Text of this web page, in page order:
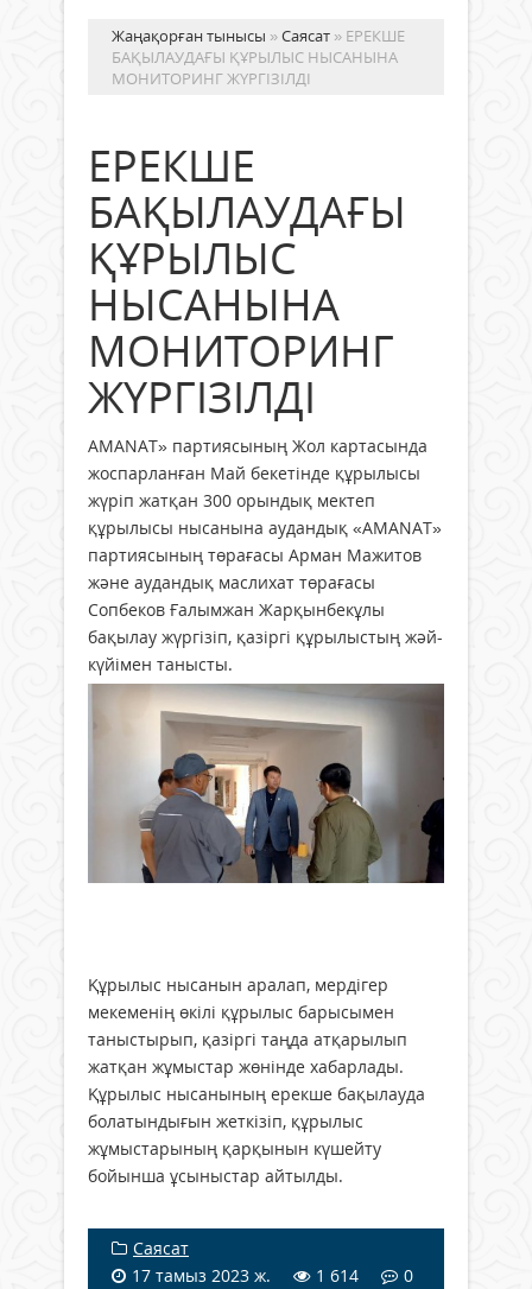
Жаңақорған тынысы »Саясат » ЕРЕКШЕ
БАҚЫЛАУДАҒЫ ҚҰРЫЛЫС НЫСАНЫНА
МОНИТОРИНГ ЖҮРГІЗІЛДІ
ЕРЕКШЕ
БАҚЫЛАУДАҒЫ
ҚҰРЫЛЫС
НЫСАНЫНА
МОНИТОРИНГ
ЖҮРГІЗІЛДІ
AMANAT» партиясының Жол картаcында
жоспарланған Май бекетінде құрылысы
жүріп жатқан 300 орындық мектеп
құрылысы нысанына аудандық «AMANAT»
партиясының төрағасы Арман Мажитов
және аудандық маслихат төрағасы
Сопбеков Ғалымжан Жарқынбекұлы
бақылау жүргізіп, қазіргі құрылыстың жәй-
күйімен танысты.
Құрылыс нысанын аралап, мердігер
мекеменің өкілі құрылыс барысымен
таныстырып, қазіргі таңда атқарылып
жатқан жұмыстар жөнінде хабарлады.
Құрылыс нысанының ерекше бақылауда
болатындығын жеткізіп, құрылыс
жұмыстарының қарқынын күшейту
бойынша ұсыныстар айтылды.
Саясат
17 тамыз 2023 ж.
1 614 0